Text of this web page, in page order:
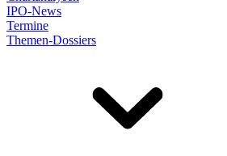
IPO-News
Termine
Themen-Dossiers